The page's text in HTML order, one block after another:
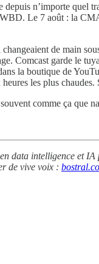
n’importe
Le 7 août : la
de main
Comcast garde le
la boutique de
les plus chaudes.
comme ça que
data intelligence et
de vive voix :